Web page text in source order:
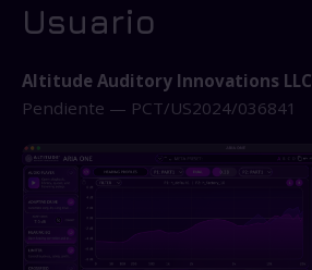
Usuario
Altitude Auditory Innovations LLC
Pendiente — PCT/US2024/036841